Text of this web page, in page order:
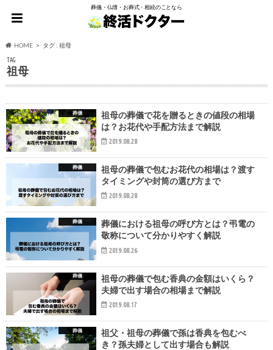
葬儀・仏壇・お葬式・相続のことなら
HOME タグ : 祖母
TAG
祖母
葬儀
祖母の葬儀で花を贈るときの値段の相場
は？お花代や手配方法まで解説
2019.08.28
葬儀
祖母の葬儀で包むお花代の相場は？渡す
タイミングや封筒の選び方まで
2019.08.28
葬儀
葬儀における祖母の呼び方とは？弔電の
敬称について分かりやすく解説
2019.08.26
葬儀
祖母の葬儀で包む香典の金額はいくら？
夫婦で出す場合の相場まで解説
2019.08.17
葬儀
祖父・祖母の葬儀で孫は香典を包むべ
き？孫夫婦として出す場合も解説